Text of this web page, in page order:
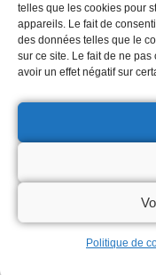
telles que les cookies pour
appareils. Le fait de
des données telles que le
sur ce site. Le fait de ne
avoir un effet négatif sur
Politique de
© 2026 Mairie de
Mentions